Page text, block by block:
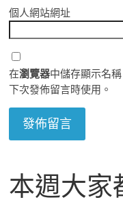
個人網站網址
在瀏覽器中儲存顯示名
下次發佈留言時使用。
本週大家